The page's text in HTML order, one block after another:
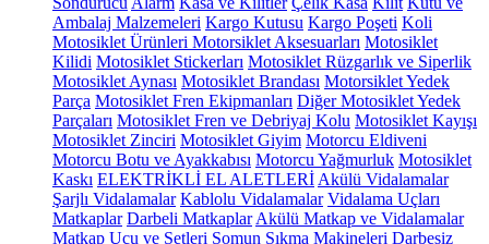
Ambalaj Malzemeleri Kargo Kutusu Kargo Poşeti Koli
Motosiklet Ürünleri Motorsiklet Aksesuarları Motosiklet
Kilidi Motosiklet Stickerları Motosiklet Rüzgarlık ve Siperlik
Motosiklet Aynası Motosiklet Brandası Motorsiklet Yedek
Parça Motosiklet Fren Ekipmanları Diğer Motosiklet Yedek
Parçaları Motosiklet Fren ve Debriyaj Kolu Motosiklet Kayışı
Motosiklet Zinciri Motosiklet Giyim Motorcu Eldiveni
Motorcu Botu ve Ayakkabısı Motorcu Yağmurluk Motosiklet
Kaskı ELEKTRİKLİ EL ALETLERİ Akülü Vidalamalar
Şarjlı Vidalamalar Kablolu Vidalamalar Vidalama Uçları
Matkaplar Darbeli Matkaplar Akülü Matkap ve Vidalamalar
Matkap Ucu ve Setleri Somun Sıkma Makineleri Darbesiz